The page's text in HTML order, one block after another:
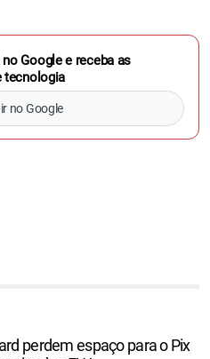
Google e receba as
tecnologia
no Google
perdem espaço para o Pix